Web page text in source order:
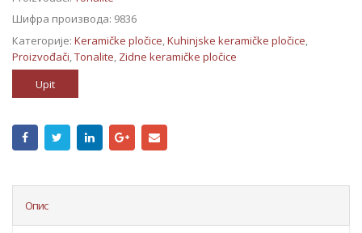
Шифра производа: 9836
Категорије: Keramičke pločice Kuhinjske keramičke pločice
Proizvođači Tonalite Zidne keramičke pločice
Upit
Опис